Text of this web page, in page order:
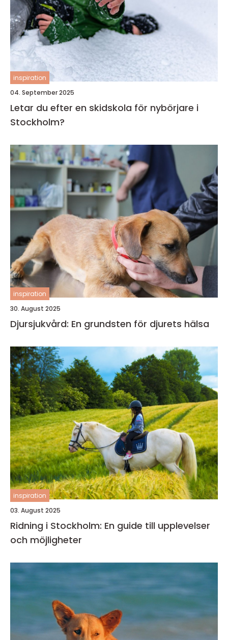
inspiration
04. September 2025
Letar du efter en skidskola för nybörjare i
Stockholm?
inspiration
30. August 2025
Djursjukvård: En grundsten för djurets hälsa
inspiration
03. August 2025
Ridning i Stockholm: En guide till upplevelser
och möjligheter